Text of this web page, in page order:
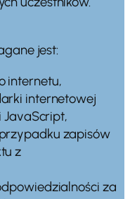
jest:
internetu,
internetowej
JavaScript,
zapisów
z
za